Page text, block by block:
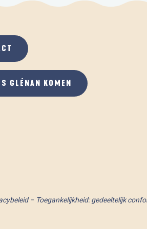
GLÉNAN KOMEN
Toegankelijkheid: gedeeltelijk